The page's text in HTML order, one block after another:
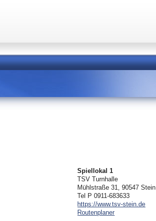
Spiellokal 1
TSV Turnhalle
Mühlstraße 31, 90547 Stein
Tel P 0911-683633
https://www.tsv-stein.de
Routenplaner